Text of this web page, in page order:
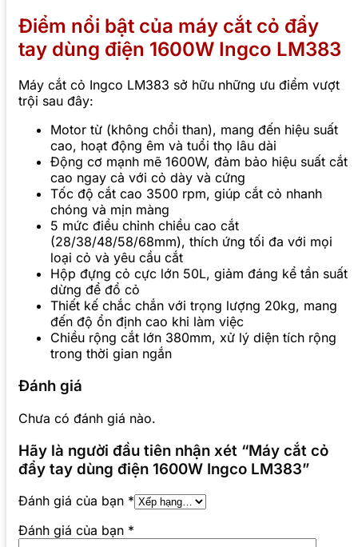
Điểm nổi bật của máy cắt cỏ đẩy
tay dùng điện 1600W Ingco LM383
Máy cắt cỏ Ingco LM383 sở hữu những ưu điểm vượt
trội sau đây:
Motor từ (không chổi than), mang đến hiệu suất
cao, hoạt động êm và tuổi thọ lâu dài
Động cơ mạnh mẽ 1600W, đảm bảo hiệu suất cắt
cao ngay cả với cỏ dày và cứng
Tốc độ cắt cao 3500 rpm, giúp cắt cỏ nhanh
chóng và mịn màng
5 mức điều chỉnh chiều cao cắt
(28/38/48/58/68mm), thích ứng tối đa với mọi
loại cỏ và yêu cầu cắt
Hộp đựng cỏ cực lớn 50L, giảm đáng kể tần suất
dừng để đổ cỏ
Thiết kế chắc chắn với trọng lượng 20kg, mang
đến độ ổn định cao khi làm việc
Chiều rộng cắt lớn 380mm, xử lý diện tích rộng
trong thời gian ngắn
Đánh giá
Chưa có đánh giá nào.
Hãy là người đầu tiên nhận xét “Máy cắt cỏ
đẩy tay dùng điện 1600W Ingco LM383”
Đánh giá của bạn *
Đánh giá của bạn *